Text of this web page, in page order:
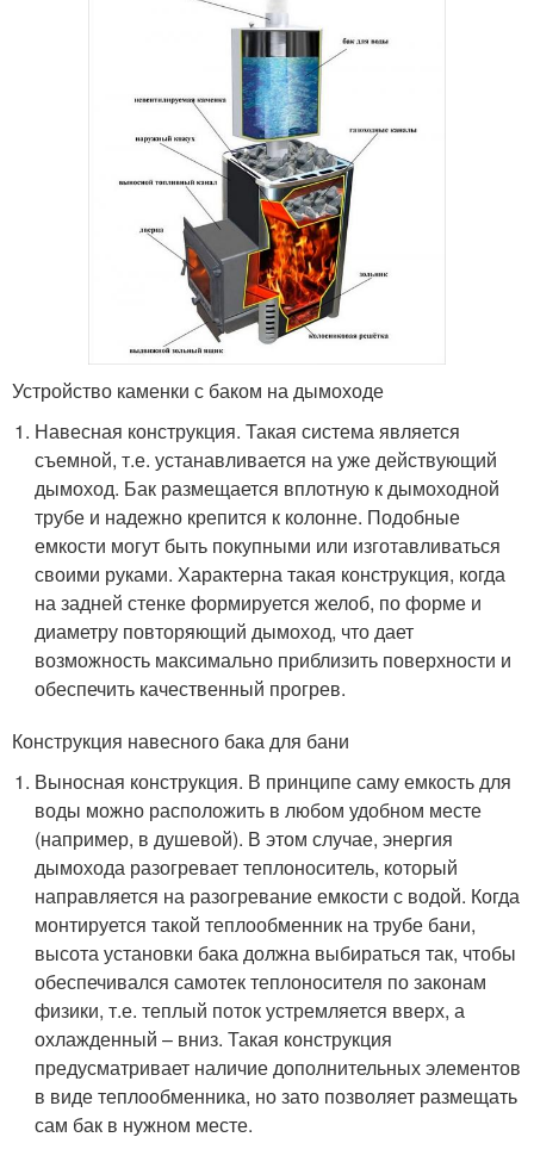
Устройство каменки с баком на дымоходе
Навесная конструкция. Такая система является
съемной, т.е. устанавливается на уже действующий
дымоход. Бак размещается вплотную к дымоходной
трубе и надежно крепится к колонне. Подобные
емкости могут быть покупными или изготавливаться
своими руками. Характерна такая конструкция, когда
на задней стенке формируется желоб, по форме и
диаметру повторяющий дымоход, что дает
возможность максимально приблизить поверхности и
обеспечить качественный прогрев.
Конструкция навесного бака для бани
Выносная конструкция. В принципе саму емкость для
воды можно расположить в любом удобном месте
(например, в душевой). В этом случае, энергия
дымохода разогревает теплоноситель, который
направляется на разогревание емкости с водой. Когда
монтируется такой теплообменник на трубе бани,
высота установки бака должна выбираться так, чтобы
обеспечивался самотек теплоносителя по законам
физики, т.е. теплый поток устремляется вверх, а
охлажденный – вниз. Такая конструкция
предусматривает наличие дополнительных элементов
в виде теплообменника, но зато позволяет размещать
сам бак в нужном месте.